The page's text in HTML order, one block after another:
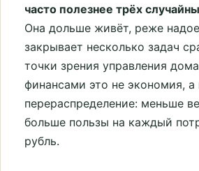
часто полезнее трёх
Она дольше живёт, реже
закрывает несколько задач
точки зрения управления
финансами это не экономия, а
перераспределение: меньше
больше пользы на каждый
рубль.